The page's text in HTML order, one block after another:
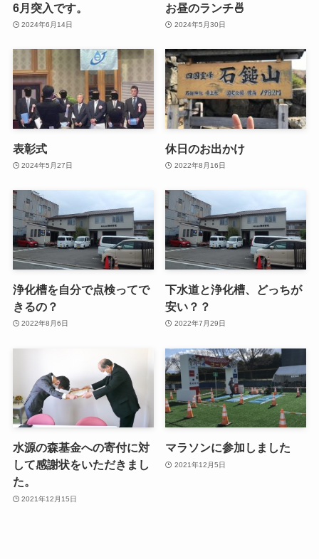
6月突入です。
2024年6月14日
お昼のランチ🍜
2024年5月30日
表彰式
2024年5月27日
休日のお出かけ
2022年8月16日
浄化槽を自分で点検ってで
きるの？
2022年8月6日
下水道と浄化槽、どっちが
安い？？
2022年7月29日
水源の森基金への寄付に対
して感謝状をいただきまし
た。
2021年12月15日
マラソンに参加しました
2021年12月5日